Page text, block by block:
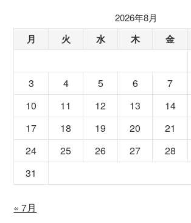
2026年8月
月 火 水 木 金
3
4 5 6 7
10
11 12 13 14
17
18 19 20 21
24
25 26 27 28
31
« 7月